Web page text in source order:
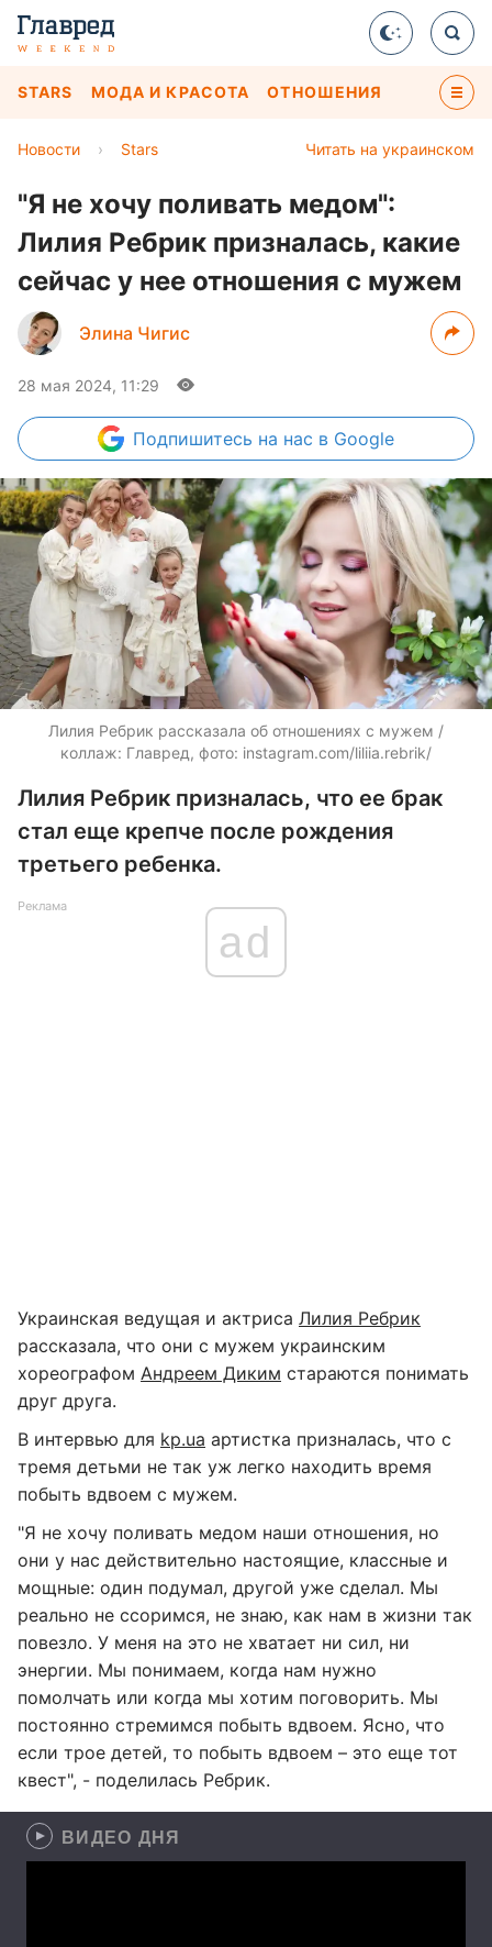
STARS МОДА И КРАСОТА ОТНОШЕНИЯ
Читать на украинском
Новости › Stars
"Я не хочу поливать медом":
Лилия Ребрик призналась, какие
сейчас у нее отношения с мужем
Элина Чигис
28 мая 2024, 11:29
Подпишитесь на нас в Google
Лилия Ребрик рассказала об отношениях с мужем /
коллаж: Главред, фото: instagram.com/liliia.rebrik/
Лилия Ребрик призналась, что ее брак
стал еще крепче после рождения
третьего ребенка.
Реклама
ad
Украинская ведущая и актриса Лилия Ребрик
рассказала, что они с мужем украинским
хореографом Андреем Диким стараются понимать
друг друга.
В интервью для kp.ua артистка призналась, что с
тремя детьми не так уж легко находить время
побыть вдвоем с мужем.
"Я не хочу поливать медом наши отношения, но
они у нас действительно настоящие, классные и
мощные: один подумал, другой уже сделал. Мы
реально не ссоримся, не знаю, как нам в жизни так
повезло. У меня на это не хватает ни сил, ни
энергии. Мы понимаем, когда нам нужно
помолчать или когда мы хотим поговорить. Мы
постоянно стремимся побыть вдвоем. Ясно, что
если трое детей, то побыть вдвоем – это еще тот
квест", - поделилась Ребрик.
ВИДЕО ДНЯ